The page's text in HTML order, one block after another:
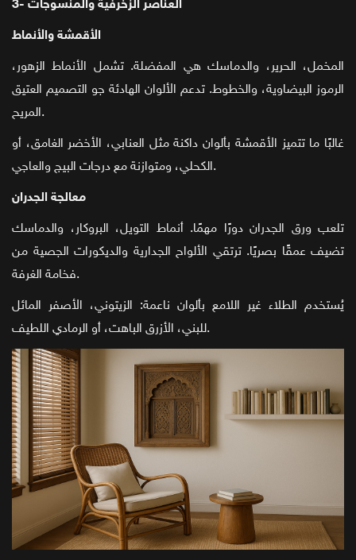
3- العناصر الزخرفية والمنسوجات
الأقمشة والأنماط
المخمل، الحرير، والدماسك هي المفضلة. تشمل الأنماط الزهور،
الرموز البيضاوية، والخطوط. تدعم الألوان الهادئة جو التصميم العتيق
المريح.
غالبًا ما تتميز الأقمشة بألوان داكنة مثل العنابي، الأخضر الغامق، أو
الكحلي، ومتوازنة مع درجات البيج والعاجي.
معالجة الجدران
تلعب ورق الجدران دورًا مهمًا. أنماط التويل، البروكار، والدماسك
تضيف عمقًا بصريًا. ترتقي الألواح الجدارية والديكورات الجصية من
فخامة الغرفة.
يُستخدم الطلاء غير اللامع بألوان ناعمة: الزيتوني، الأصفر المائل
للبني، الأزرق الباهت، أو الرمادي اللطيف.